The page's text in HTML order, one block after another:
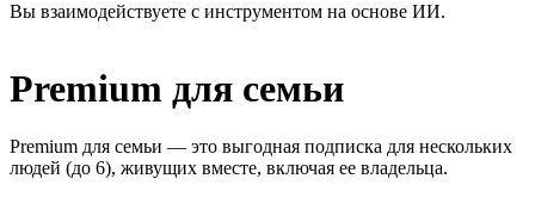
Вы взаимодействуете с инструментом на основе ИИ.
Premium для семьи
Premium для семьи — это выгодная подписка для нескольких
людей (до 6), живущих вместе, включая ее владельца.